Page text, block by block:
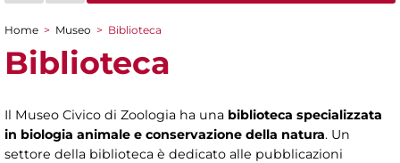
You are here
Home > Museo > Biblioteca
Biblioteca
Il Museo Civico di Zoologia ha una biblioteca specializzata
in biologia animale e conservazione della natura. Un
settore della biblioteca è dedicato alle pubblicazioni